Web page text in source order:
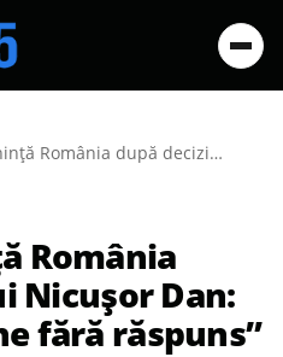
Rusia amenință România după decizia lui Nicușor Dan: „Nu vor rămâne fără răspuns”
România
Nicușor Dan:
fără răspuns”